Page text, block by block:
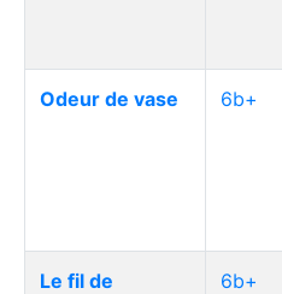
Odeur de vase 6b+
Le fil de
6b+